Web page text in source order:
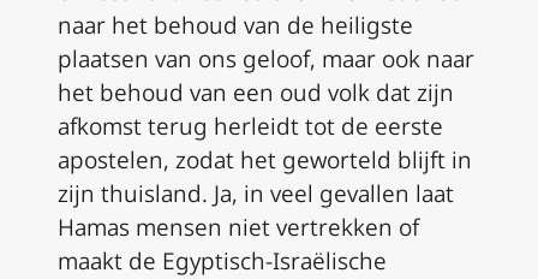
naar het behoud van de heiligste
plaatsen van ons geloof, maar ook naar
het behoud van een oud volk dat zijn
afkomst terug herleidt tot de eerste
apostelen, zodat het geworteld blijft in
zijn thuisland. Ja, in veel gevallen laat
Hamas mensen niet vertrekken of
maakt de Egyptisch-Israëlische